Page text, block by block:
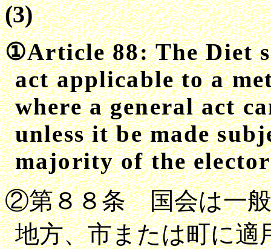
(3)
①Article88: The Diet
act applicable to a
where a general act
unless it be made
majority of the
②第８８条 国会は一般
地方、市または町に適